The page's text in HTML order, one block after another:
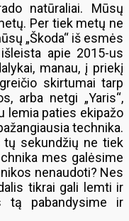
natūraliai. Mūsų
Per tiek metų ne
„Škoda“ iš esmės
apie 2015-us
manau, į priekį
skirtumai tarp
arba netgi „Yaris“,
lemia paties ekipažo
technika.
tų sekundžių ne tiek
mes galėsime
nenaudoti? Nes
tikrai gali lemti ir
tą pabandysime ir